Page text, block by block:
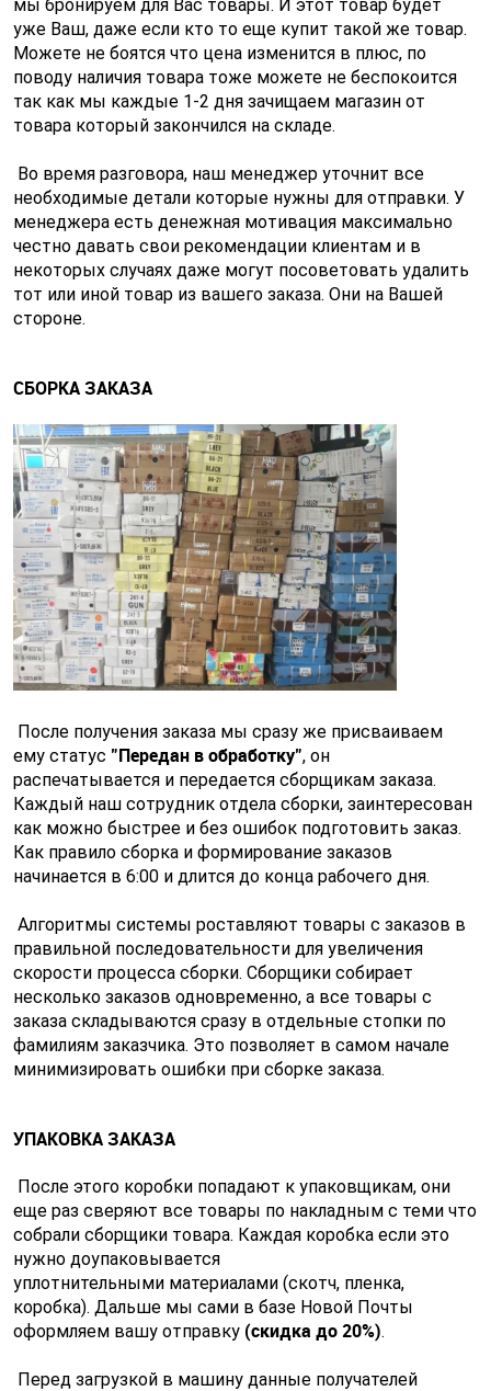
мы бронируем для Ваc товары. И этот товар будет
уже Ваш, даже если кто то еще купит такой же товар.
Можете не боятся что цена изменится в плюс, по
поводу наличия товара тоже можете не беспокоится
так как мы каждые 1-2 дня зачищаем магазин от
товара который закончился на складе.
Во время разговора, наш менеджер уточнит все
необходимые детали которые нужны для отправки. У
менеджера есть денежная мотивация максимально
честно давать свои рекомендации клиентам и в
некоторых случаях даже могут посоветовать удалить
тот или иной товар из вашего заказа. Они на Вашей
стороне.
СБОРКА ЗАКАЗА
После получения заказа мы сразу же присваиваем
ему статус "Передан в обработку", он
распечатывается и передается сборщикам заказа.
Каждый наш сотрудник отдела сборки, заинтересован
как можно быстрее и без ошибок подготовить заказ.
Как правило сборка и формирование заказов
начинается в 6:00 и длится до конца рабочего дня.
Алгоритмы системы роставляют товары с заказов в
правильной последовательности для увеличения
скорости процесса сборки. Сборщики собирает
несколько заказов одновременно, а все товары с
заказа складываются сразу в отдельные стопки по
фамилиям заказчика. Это позволяет в самом начале
минимизировать ошибки при сборке заказа.
УПАКОВКА ЗАКАЗА
После этого коробки попадают к упаковщикам, они
еще раз сверяют все товары по накладным с теми что
собрали сборщики товара. Каждая коробка если это
нужно доупаковывается
уплотнительными материалами (скотч, пленка,
коробка). Дальше мы сами в базе Новой Почты
оформляем вашу отправку (скидка до 20%).
Перед загрузкой в машину данные получателей